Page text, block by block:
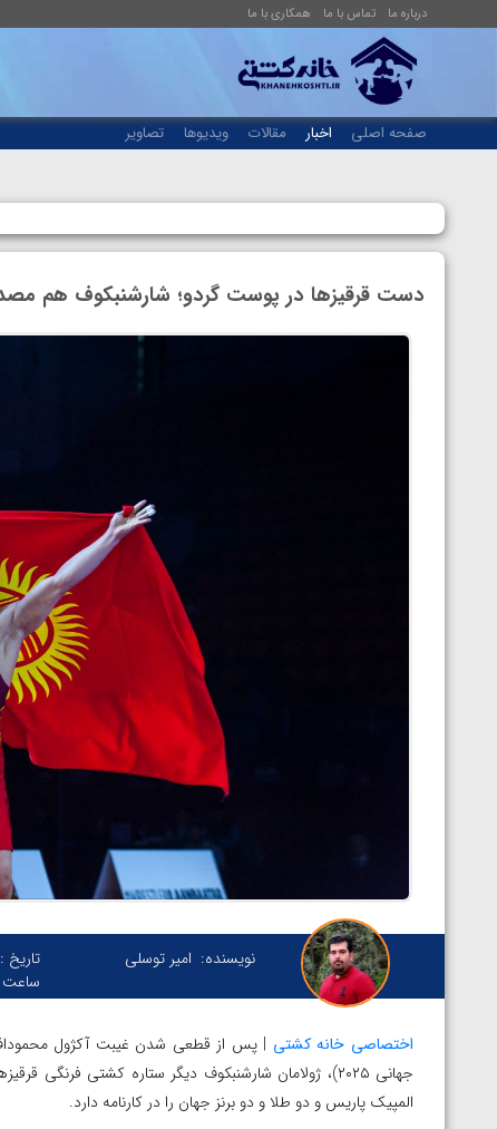
درباره ما تماس با ما همکاری با ما
صفحه اصلی اخبار مقالات ویدیوها تصاویر
دست قرقیزها در پوست گردو؛ شارشنبکوف هم
نویسنده: امیر توسلی تاریخ :
اختصاصی خانه کشتی | پس از قطعی شدن غیبت آکژول
جهانی ۲۰۲۵)، ژولامان شارشنبکوف دیگر ستاره کشتی
المپیک پاریس و دو طلا و دو برنز جهان را در کارنامه دارد.